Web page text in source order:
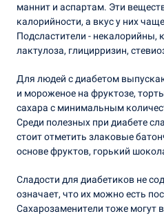
маннит и аспартам. Эти
калорийности, а вкус у них
Подсластители - некалорийны,
лактулоза, глицирризин,
Для людей с диабетом
и мороженое на фруктозе,
сахара с минимальным
Среди полезных при диабете
стоит отметить злаковые
основе фруктов, горький
Сладости для диабетиков не
означает, что их можно есть
Сахарозаменители тоже могут